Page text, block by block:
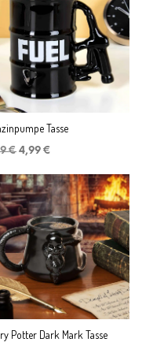
Tasse
€ Ursprünglicher
war:
7,99 €
4,99 €
ist:
4,99 €.
Potter Dark Mark Tasse